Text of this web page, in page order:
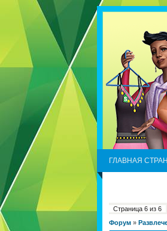
ГЛАВНАЯ
Страница 6 из 6
Форум »